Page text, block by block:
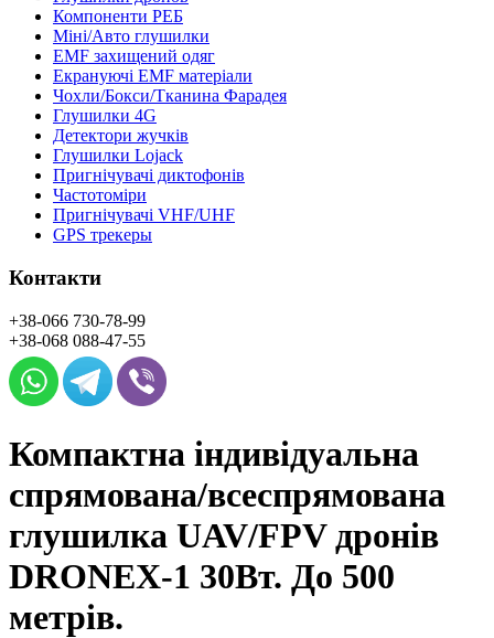
Компоненти РЕБ
Міні/Авто глушилки
EMF захищений одяг
Екрануючі EMF матеріали
Чохли/Бокси/Тканина Фарадея
Глушилки 4G
Детектори жучків
Глушилки Lojack
Пригнічувачі диктофонів
Частотоміри
Пригнічувачі VHF/UHF
GPS трекеры
Контакти
+38-066 730-78-99
+38-068 088-47-55
Компактна індивідуальна
спрямована/всеспрямована
глушилка UAV/FPV дронів
DRONEX-1 30Вт. До 500
метрів.